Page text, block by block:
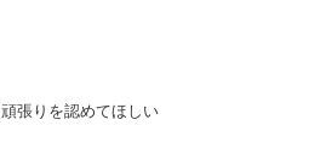
頑張りを認めてほしい